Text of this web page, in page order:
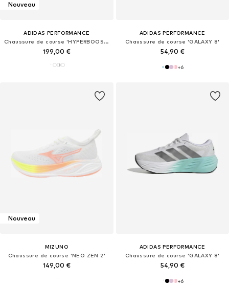
Nouveau
ADIDAS PERFORMANCE
Chaussure de course 'HYPERBOOST EDGE'
199,00 €
ADIDAS PERFORMANCE
Chaussure de course 'GALAXY 8'
54,90 €
+6
Nouveau
MIZUNO
Chaussure de course 'NEO ZEN 2'
149,00 €
ADIDAS PERFORMANCE
Chaussure de course 'GALAXY 8'
54,90 €
+6